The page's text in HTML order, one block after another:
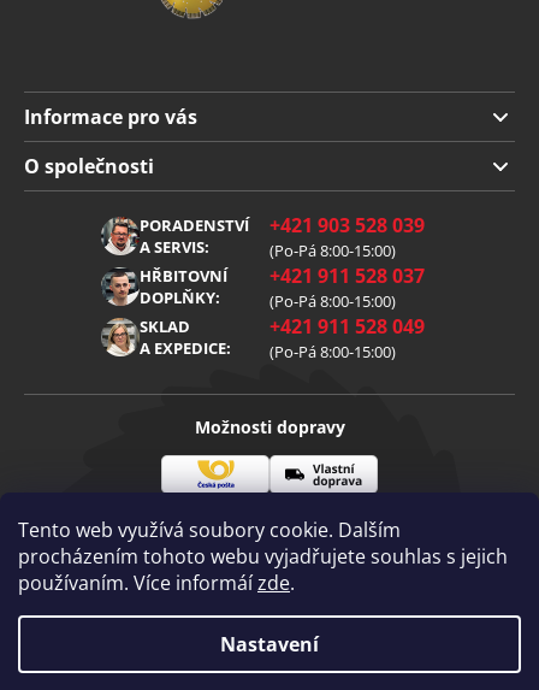
Tento web využívá soubory cookie. Dalším
procházením tohoto webu vyjadřujete souhlas s jejich
používaním. Více informáízde.
Nastavení
Informace pro vás
Doprava a platba
Obchodní podmínky
Reklamace
Zpracování osobních údajů
O společnosti
PORADENSTVÍ
A SERVIS:
+421 903 528 039
(Po-Pá 8:00-15:00)
HŘBITOVNÍ
DOPLŇKY:
+421 911 528 037
(Po-Pá 8:00-15:00)
SKLAD
A EXPEDICE:
+421 911 528 049
(Po-Pá 8:00-15:00)
Možnosti dopravy
pošta
doprava
Visa Mastercard
Copyright 2026
Diamantovenastroje.cz. Všechna práva
vyhrazena.